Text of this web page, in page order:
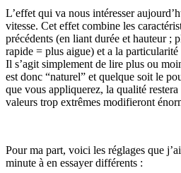
L’effet qui va nous intéresser
vitesse. Cet effet combine les
précédents (en liant durée et hauteur ;
rapide = plus aigue) et a la
Il s’agit simplement de lire plus ou
est donc “naturel” et quelque soit le
que vous appliquerez, la qualité
valeurs trop extrêmes modifieront
Pour ma part, voici les réglages que
minute à en essayer différents :